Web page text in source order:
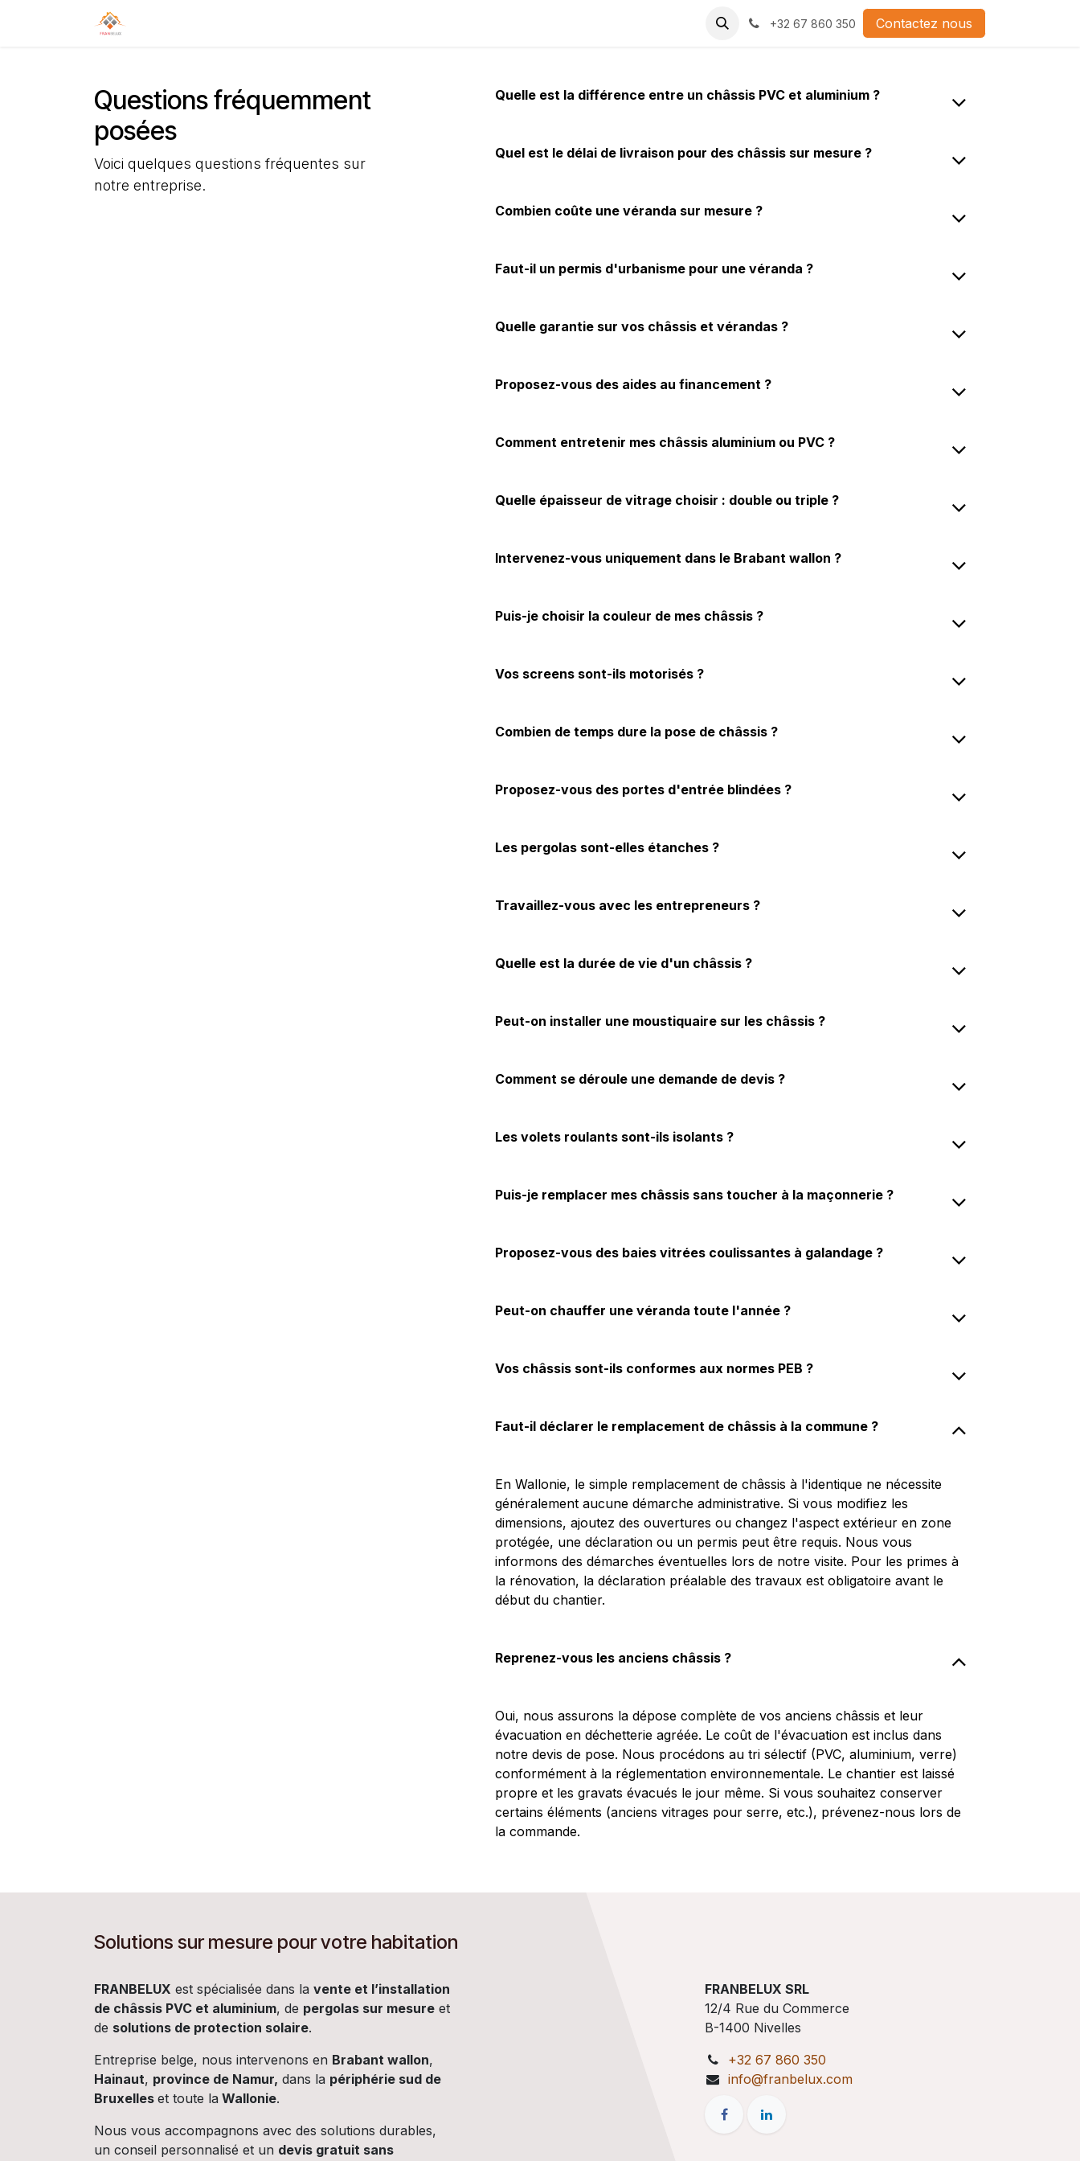
Se rendre au contenu
+32 67 860 350 Contactez nous
Questions fréquemment
posées
Voici quelques questions fréquentes sur
notre entreprise.
Quelle est la différence entre un châssis PVC et aluminium ?
Quel est le délai de livraison pour des châssis sur mesure ?
Combien coûte une véranda sur mesure ?
Faut-il un permis d'urbanisme pour une véranda ?
Quelle garantie sur vos châssis et vérandas ?
Proposez-vous des aides au financement ?
Comment entretenir mes châssis aluminium ou PVC ?
Quelle épaisseur de vitrage choisir : double ou triple ?
Intervenez-vous uniquement dans le Brabant wallon ?
Puis-je choisir la couleur de mes châssis ?
Vos screens sont-ils motorisés ?
Combien de temps dure la pose de châssis ?
Proposez-vous des portes d'entrée blindées ?
Les pergolas sont-elles étanches ?
Travaillez-vous avec les entrepreneurs ?
Quelle est la durée de vie d'un châssis ?
Peut-on installer une moustiquaire sur les châssis ?
Comment se déroule une demande de devis ?
Les volets roulants sont-ils isolants ?
Puis-je remplacer mes châssis sans toucher à la maçonnerie ?
Proposez-vous des baies vitrées coulissantes à galandage ?
Peut-on chauffer une véranda toute l'année ?
Vos châssis sont-ils conformes aux normes PEB ?
Faut-il déclarer le remplacement de châssis à la commune ?
En Wallonie, le simple remplacement de châssis à l'identique ne nécessite
généralement aucune démarche administrative. Si vous modifiez les
dimensions, ajoutez des ouvertures ou changez l'aspect extérieur en zone
protégée, une déclaration ou un permis peut être requis. Nous vous
informons des démarches éventuelles lors de notre visite. Pour les primes à
la rénovation, la déclaration préalable des travaux est obligatoire avant le
début du chantier.
Reprenez-vous les anciens châssis ?
Oui, nous assurons la dépose complète de vos anciens châssis et leur
évacuation en déchetterie agréée. Le coût de l'évacuation est inclus dans
notre devis de pose. Nous procédons au tri sélectif (PVC, aluminium, verre)
conformément à la réglementation environnementale. Le chantier est laissé
propre et les gravats évacués le jour même. Si vous souhaitez conserver
certains éléments (anciens vitrages pour serre, etc.), prévenez-nous lors de
la commande.
Solutions sur mesure pour votre habitation
FRANBELUX est spécialisée dans la vente et l’installation
de châssis PVC et aluminium, de pergolas sur mesure et
de solutions de protection solaire.
Entreprise belge, nous intervenons en Brabant wallon,
Hainaut, province de Namur, dans la périphérie sud de
Bruxelles et toute la Wallonie.
Nous vous accompagnons avec des solutions durables,
un conseil personnalisé et un devis gratuit sans
FRANBELUX SRL
12/4 Rue du Commerce
B-1400 Nivelles
+32 67 860 350
info@franbelux.com